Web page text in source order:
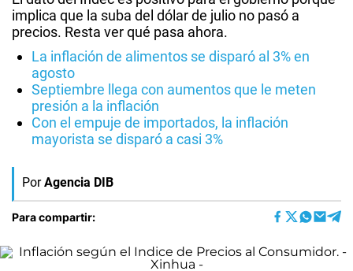
implica que la suba del dólar de julio no pasó a
precios. Resta ver qué pasa ahora.
La inflación de alimentos se disparó al 3% en
agosto
Septiembre llega con aumentos que le meten
presión a la inflación
Con el empuje de importados, la inflación
mayorista se disparó a casi 3%
Por Agencia DIB
Para compartir: